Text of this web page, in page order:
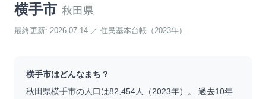
横手市 秋田県
最終更新: 2026-07-14 ／ 住民基本台帳（2023年）
横手市はどんなまち？
秋田県横手市の人口は82,454人（2023年）。 過去10年